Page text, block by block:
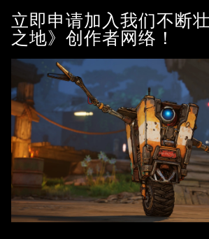
立即申请加入我们不断
之地》创作者网络！